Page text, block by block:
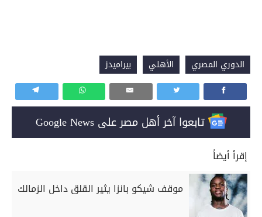
الدوري المصري الأهلي بيراميدز
تابعوا آخر أهل مصر على Google News
إقرأ أيضاً
موقف شيكو بانزا يثير القلق داخل الزمالك